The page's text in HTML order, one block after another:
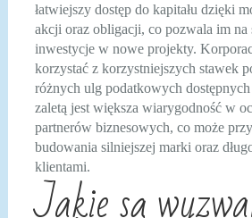
łatwiejszy dostęp do kapitału dzięki
akcji oraz obligacji, co pozwala im
inwestycje w nowe projekty.
korzystać z korzystniejszych stawek
różnych ulg podatkowych
zaletą jest większa wiarygodność w
partnerów biznesowych, co może
budowania silniejszej marki oraz
klientami.